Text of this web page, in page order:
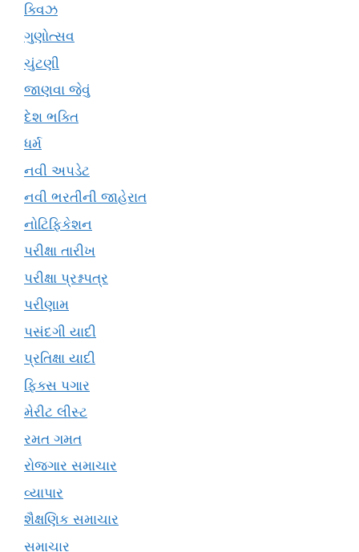
ક્વિઝ
ગુણોત્સવ
ચુંટણી
જાણવા જેવું
દેશ ભક્તિ
ધર્મ
નવી અપડેટ
નવી ભરતીની જાહેરાત
નોટિફિકેશન
પરીક્ષા તારીખ
પરીક્ષા પ્રશ્નપત્ર
પરીણામ
પસંદગી યાદી
પ્રતિક્ષા યાદી
ફિક્સ પગાર
મેરીટ લીસ્ટ
રમત ગમત
રોજગાર સમાચાર
વ્યાપાર
શૈક્ષણિક સમાચાર
સમાચાર